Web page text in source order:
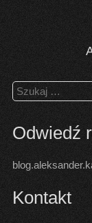
content
Szukaj:
Odwiedź
Kontakt